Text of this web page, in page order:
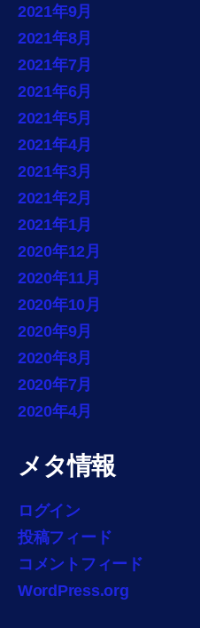
2021年9月
2021年8月
2021年7月
2021年6月
2021年5月
2021年4月
2021年3月
2021年2月
2021年1月
2020年12月
2020年11月
2020年10月
2020年9月
2020年8月
2020年7月
2020年4月
メタ情報
ログイン
投稿フィード
コメントフィード
WordPress.org